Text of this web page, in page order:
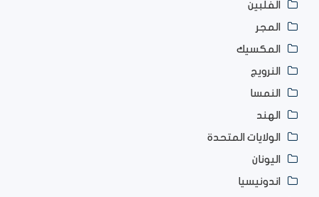
الفلبين
المجر
المكسيك
النرويج
النمسا
الهند
الولايات المتحدة
اليونان
اندونيسيا